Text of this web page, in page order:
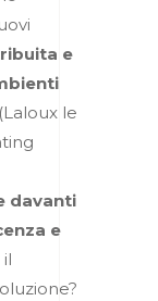
e
(Laloux le
davanti
e